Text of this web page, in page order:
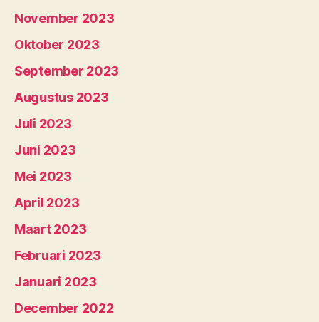
November 2023
Oktober 2023
September 2023
Augustus 2023
Juli 2023
Juni 2023
Mei 2023
April 2023
Maart 2023
Februari 2023
Januari 2023
December 2022